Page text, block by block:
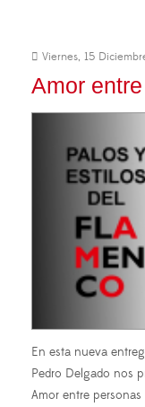
Viernes, 15
Amor
En esta nueva
Pedro Delgado nos
Amor entre